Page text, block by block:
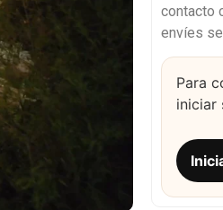
contacto
envíes
Para
iniciar